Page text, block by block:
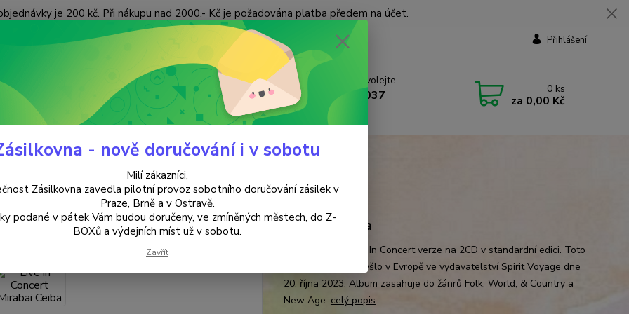
je 200 kč. Při nákupu nad 2000,- Kč je požadována platba předem na účet.
KONTAKTY Přihlášení
Hledat
Nevíte si rady? Zavolejte.
+420 737 737 037
(Po-Pá, 9-18 hod.)
0 ks
za 0,00 Kč
CD Live in Concert Mirabai Ceiba
in Concert Mirabai Ceiba
Mirabai Ceiba
Mirabai Ceiba: Live In Concert verze na 2CD v standardní edici. Toto
konkrétní vydání vyšlo v Evropě ve vydavatelství Spirit Voyage dne
20. října 2023. Album zasahuje do žánrů Folk, World, & Country a
New Age. celý popis
- nově doručování i v sobotu
Milí zákazníci,
Zásilkovna zavedla pilotní provoz sobotního doručování zásilek v
Praze, Brně a v Ostravě.
podané v pátek Vám budou doručeny, ve zmíněných městech, do Z-
BOXů a výdejních míst už v sobotu.
Zavřít